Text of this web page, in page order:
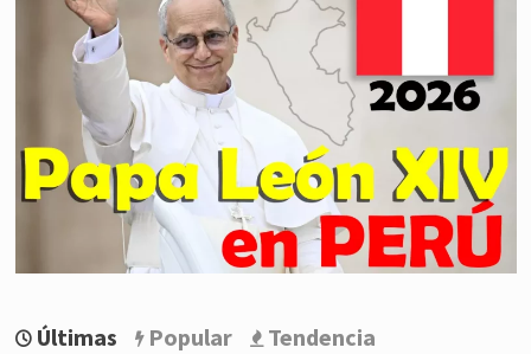
Últimas Popular Tendencia